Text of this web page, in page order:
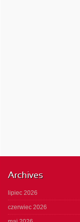
Archives
lipiec 2026
czerwiec 2026